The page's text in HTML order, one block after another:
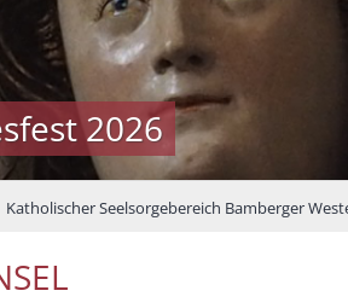
2026
Katholischer Seelsorgebereich Bamberger